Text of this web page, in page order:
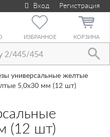
Вход Регистрация
ИЗБРАННОЕ КОРЗИНА
универсальные желтые
5,0х30 мм (12 шт)
(12 шт)